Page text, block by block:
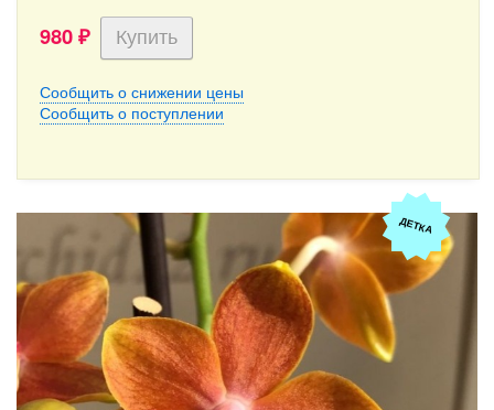
980 ₽
Сообщить о снижении цены
Сообщить о поступлении
ДЕТКА